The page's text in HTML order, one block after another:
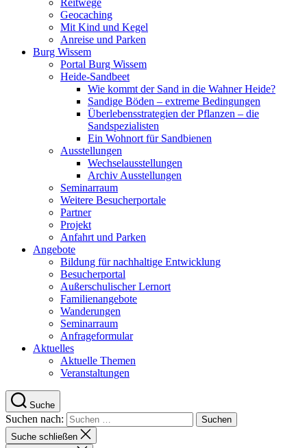
Reitwege
Geocaching
Mit Kind und Kegel
Anreise und Parken
Burg Wissem
Portal Burg Wissem
Heide-Sandbeet
Wie kommt der Sand in die Wahner Heide?
Sandige Böden – extreme Bedingungen
Überlebensstrategien der Pflanzen – die
Sandspezialisten
Ein Wohnort für Sandbienen
Ausstellungen
Wechselausstellungen
Archiv Ausstellungen
Seminarraum
Weitere Besucherportale
Partner
Projekt
Anfahrt und Parken
Angebote
Bildung für nachhaltige Entwicklung
Besucherportal
Außerschulischer Lernort
Familienangebote
Wanderungen
Seminarraum
Anfrageformular
Aktuelles
Aktuelle Themen
Veranstaltungen
Suche
Suchen nach:
Suche schließen